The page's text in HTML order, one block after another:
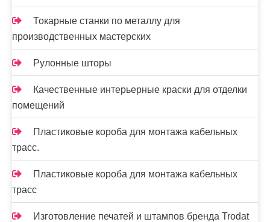
Токарные станки по металлу для
производственных мастерских
Рулонные шторы
Качественные интерьерные краски для отделки
помещений
Пластиковые короба для монтажа кабельных
трасс.
Пластиковые короба для монтажа кабельных
трасс
Изготовление печатей и штампов бренда Trodat